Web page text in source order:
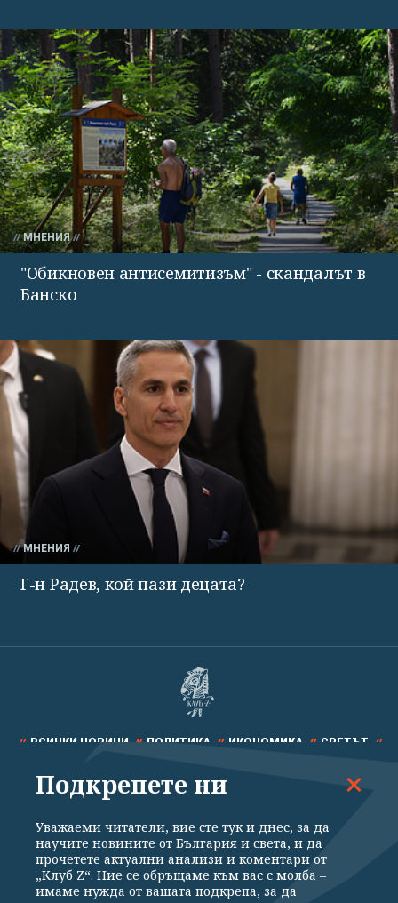
МНЕНИЯ
"Обикновен антисемитизъм" - скандалът в
Банско
МНЕНИЯ
Г-н Радев, кой пази децата?
ВСИЧКИ НОВИНИ ПОЛИТИКА ИКОНОМИКА СВЕТЪТ
СПОРТ КУЛТУРА ТЕХНОЛОГИИ КАЛЕЙДОСКОП
Подкрепете ни
Уважаеми читатели, вие сте тук и днес, за да
научите новините от България и света, и да
прочетете актуални анализи и коментари от
„Клуб Z“. Ние се обръщаме към вас с молба –
имаме нужда от вашата подкрепа, за да